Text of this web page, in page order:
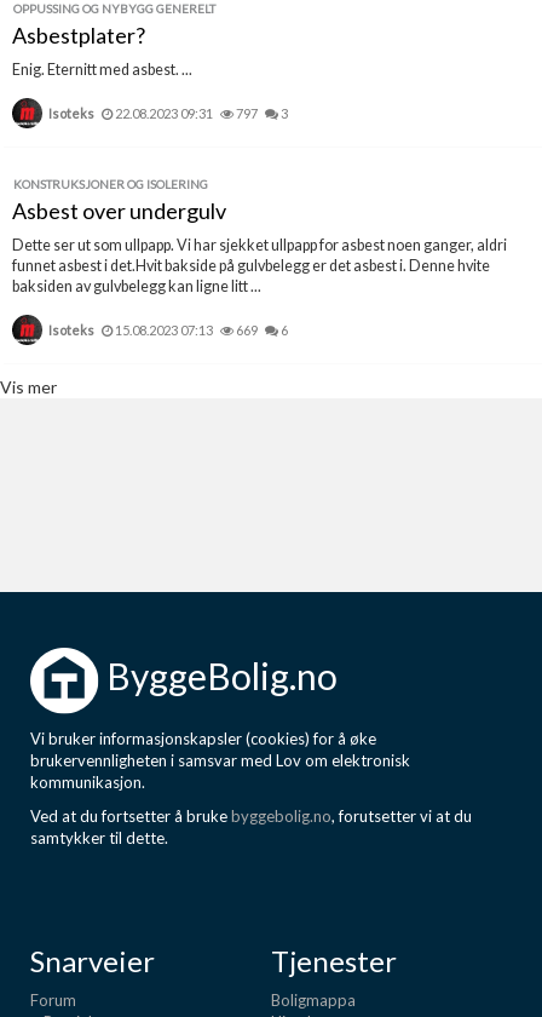
OPPUSSING OG NYBYGG GENERELT
Asbestplater?
Enig. Eternitt med asbest. ...
Isoteks 22.08.2023 09:31 797 3
KONSTRUKSJONER OG ISOLERING
Asbest over undergulv
Dette ser ut som ullpapp. Vi har sjekket ullpapp for asbest noen ganger, aldri
funnet asbest i det.Hvit bakside på gulvbelegg er det asbest i. Denne hvite
baksiden av gulvbelegg kan ligne litt ...
Isoteks 15.08.2023 07:13 669 6
Vis mer
ByggeBolig.no
Vi bruker informasjonskapsler (cookies) for å øke
brukervennligheten i samsvar med Lov om elektronisk
kommunikasjon.
Ved at du fortsetter å brukebyggebolig.no, forutsetter vi at du
samtykker til dette.
Snarveier
Forum
Tjenester
Boligmappa